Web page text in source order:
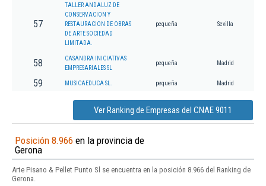
57
TALLER ANDALUZ DE
CONSERVACION Y
RESTAURACION DE OBRAS
DE ARTE SOCIEDAD
LIMITADA.
pequeña Sevilla
58
CASANDRA INICIATIVAS
EMPRESARIALES SL
pequeña Madrid
59 MUSICAEDUCA SL. pequeña Madrid
Ver Ranking de Empresas del CNAE 9011
Posición 8.966 en la provincia de
Gerona
Arte Pisano & Pellet Punto Sl se encuentra en la posición 8.966 del Ranking de
Gerona.